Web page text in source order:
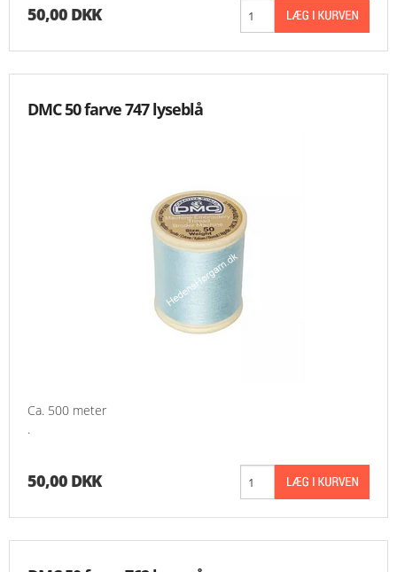
50,00 DKK
DMC 50 farve 747 lyseblå
Ca. 500 meter
.
50,00 DKK